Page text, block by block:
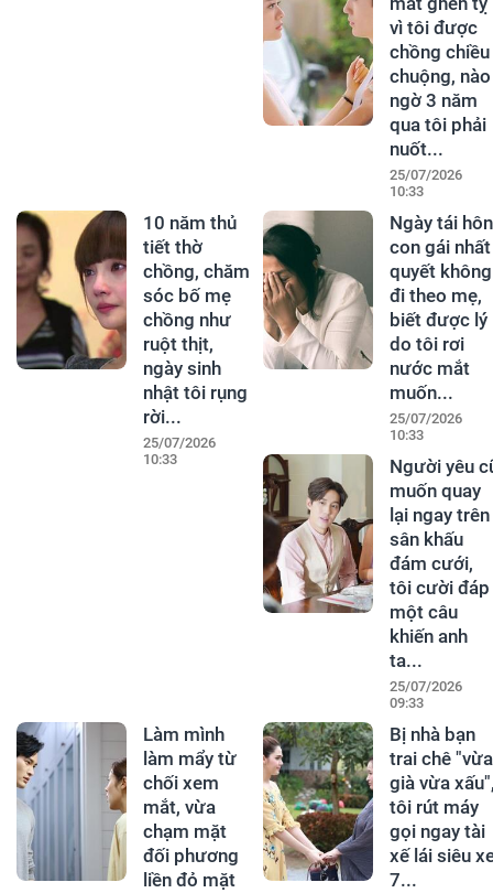
vì tôi được
chồng chiều
chuộng, nào
ngờ 3 năm
qua tôi phải
nuốt...
25/07/2026
10:33
10 năm thủ
tiết thờ
chồng, chăm
sóc bố mẹ
chồng như
ruột thịt,
ngày sinh
nhật tôi rụng
rời...
25/07/2026
10:33
Ngày tái
con gái nhất
quyết không
đi theo mẹ,
biết được lý
do tôi rơi
nước mắt
muốn...
25/07/2026
10:33
Người yêu
muốn quay
lại ngay trên
sân khấu
đám cưới,
tôi cười đáp
một câu
khiến anh
ta...
25/07/2026
09:33
Làm mình
làm mẩy từ
chối xem
mắt, vừa
chạm mặt
đối phương
liền đỏ mặt
Bị nhà bạn
trai chê "vừa
già vừa
tôi rút máy
gọi ngay tài
xế lái siêu
7...